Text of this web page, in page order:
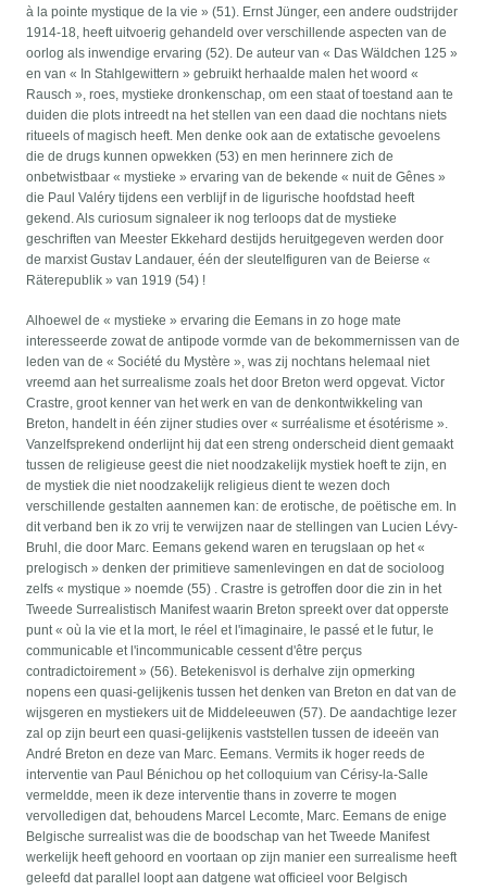
à la pointe mystique de la vie » (51). Ernst Jünger, een andere oudstrijder
1914-18, heeft uitvoerig gehandeld over verschillende aspecten van de
oorlog als inwendige ervaring (52). De auteur van « Das Wäldchen 125 »
en van « In Stahlgewittern » gebruikt herhaalde malen het woord «
Rausch », roes, mystieke dronkenschap, om een staat of toestand aan te
duiden die plots intreedt na het stellen van een daad die nochtans niets
ritueels of magisch heeft. Men denke ook aan de extatische gevoelens
die de drugs kunnen opwekken (53) en men herinnere zich de
onbetwistbaar « mystieke » ervaring van de bekende « nuit de Gênes »
die Paul Valéry tijdens een verblijf in de ligurische hoofdstad heeft
gekend. Als curiosum signaleer ik nog terloops dat de mystieke
geschriften van Meester Ekkehard destijds heruitgegeven werden door
de marxist Gustav Landauer, één der sleutelfiguren van de Beierse «
Räterepublik » van 1919 (54) !
Alhoewel de « mystieke » ervaring die Eemans in zo hoge mate
interesseerde zowat de antipode vormde van de bekommernissen van de
leden van de « Société du Mystère », was zij nochtans helemaal niet
vreemd aan het surrealisme zoals het door Breton werd opgevat. Victor
Crastre, groot kenner van het werk en van de denkontwikkeling van
Breton, handelt in één zijner studies over « surréalisme et ésotérisme ».
Vanzelfsprekend onderlijnt hij dat een streng onderscheid dient gemaakt
tussen de religieuse geest die niet noodzakelijk mystiek hoeft te zijn, en
de mystiek die niet noodzakelijk religieus dient te wezen doch
verschillende gestalten aannemen kan: de erotische, de poëtische em. In
dit verband ben ik zo vrij te verwijzen naar de stellingen van Lucien Lévy-
Bruhl, die door Marc. Eemans gekend waren en terugslaan op het «
prelogisch » denken der primitieve samenlevingen en dat de socioloog
zelfs « mystique » noemde (55) . Crastre is getroffen door die zin in het
Tweede Surrealistisch Manifest waarin Breton spreekt over dat opperste
punt « où la vie et la mort, le réel et l'imaginaire, le passé et le futur, le
communicable et l'incommunicable cessent d'être perçus
contradictoirement » (56). Betekenisvol is derhalve zijn opmerking
nopens een quasi-gelijkenis tussen het denken van Breton en dat van de
wijsgeren en mystiekers uit de Middeleeuwen (57). De aandachtige lezer
zal op zijn beurt een quasi-gelijkenis vaststellen tussen de ideeën van
André Breton en deze van Marc. Eemans. Vermits ik hoger reeds de
interventie van Paul Bénichou op het colloquium van Cérisy-la-Salle
vermeldde, meen ik deze interventie thans in zoverre te mogen
vervolledigen dat, behoudens Marcel Lecomte, Marc. Eemans de enige
Belgische surrealist was die de boodschap van het Tweede Manifest
werkelijk heeft gehoord en voortaan op zijn manier een surrealisme heeft
geleefd dat parallel loopt aan datgene wat officieel voor Belgisch